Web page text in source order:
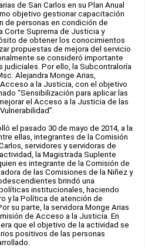
de San Carlos en su Plan Anual
objetivo gestionar capacitación
de personas en condición de
Corte Suprema de Justicia y
de obtener los conocimientos
propuestas de mejora del servicio
se consideró importante
judiciales. Por ello, la Subcontraloría
Alejandra Monge Arias,
a la Justicia, con el objetivo
“Sensibilización para aplicar las
el Acceso a la Justicia de las
el pasado 30 de mayo de 2014, a la
ellas, integrantes de la Comisión
servidores y servidoras de
la Magistrada Suplente
es integrante de la Comisión de
de las Comisiones de la Niñez y
brindó una
institucionales, haciendo
y la Política de atención de
su parte, la servidora Monge Arias
de Acceso a la Justicia. En
que el objetivo de la actividad se
positivos de las personas